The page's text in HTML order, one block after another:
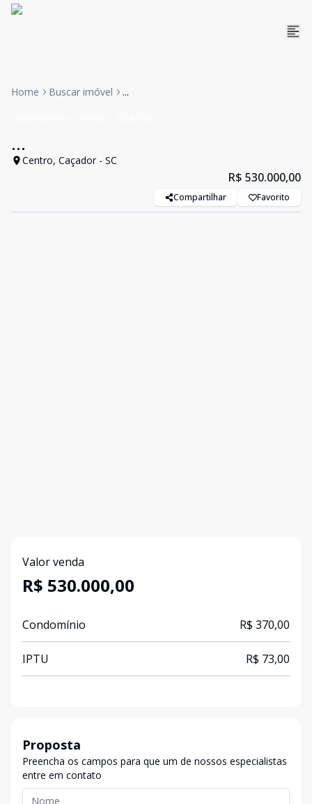
Home Buscar imóvel ...
...
Centro, Caçador - SC
R$ 530.000,00
Compartilhar Favorito
Valor venda
R$ 530.000,00
Condomínio R$ 370,00
IPTU R$ 73,00
Proposta
Preencha os campos para que um de nossos especialistas
entre em contato